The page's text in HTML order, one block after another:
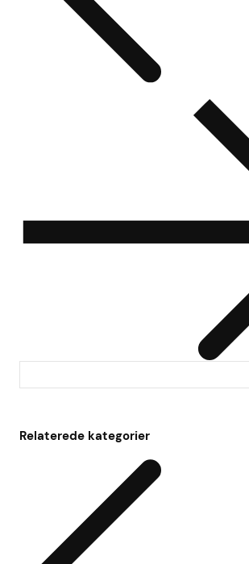
Relaterede kategorier